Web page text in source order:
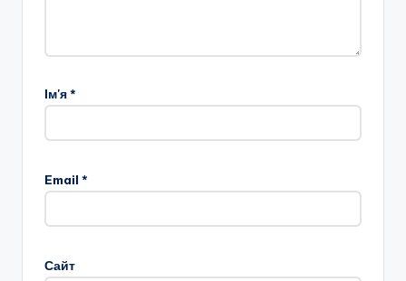
Ім'я*
Email *
Сайт